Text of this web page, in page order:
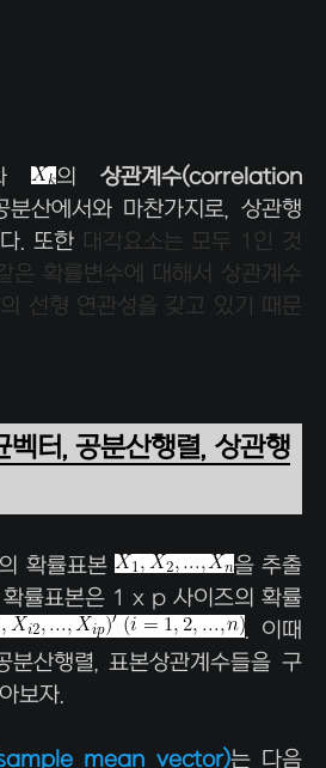
의 상관계수(correlation
분산에서와 마찬가지로, 상관행
. 또한 대각요소는 모두 1인 것
은 확률변수에 대해서 상관계수
선형 연관성을 갖고 있기 때문
벡터, 공분산행렬, 상관행
확률표본
을 추출
률표본은 1 x p 사이즈의 확률
. 이때
분산행렬, 표본상관계수들을 구
보자.
mean vector)는 다음